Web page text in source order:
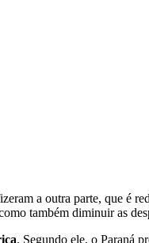
a outra parte, que é
também diminuir as
. Segundo ele, o Paraná